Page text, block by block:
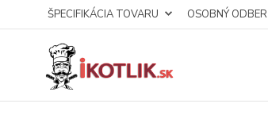
ŠPECIFIKÁCIA TOVARU OSOBNÝ ODBER